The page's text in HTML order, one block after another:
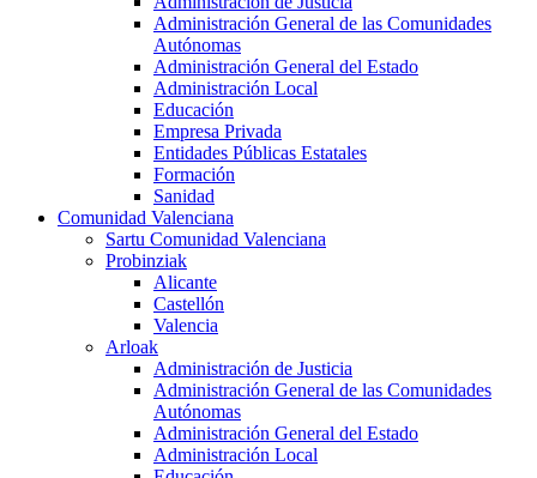
Administración General de las Comunidades
Autónomas
Administración General del Estado
Administración Local
Educación
Empresa Privada
Entidades Públicas Estatales
Formación
Sanidad
Comunidad Valenciana
Sartu Comunidad Valenciana
Probinziak
Alicante
Castellón
Valencia
Arloak
Administración de Justicia
Administración General de las Comunidades
Autónomas
Administración General del Estado
Administración Local